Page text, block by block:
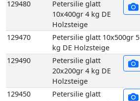
129490
Petersilie glatt
20x200gr 4 kg DE
Holzsteige
129450
Petersilie glatt
Bund 400gr 1 Bd DE
129510
Petersilie Krause 2,5 kg DE
GP H-grün
Petersilie Krause 5 kg DE
GP H-grün